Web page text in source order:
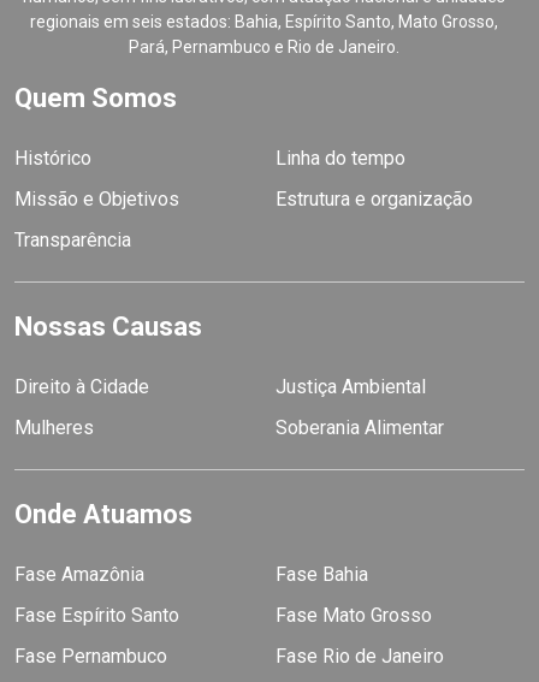
regionais em seis estados: Bahia, Espírito Santo, Mato Grosso,
Pará, Pernambuco e Rio de Janeiro.
Quem Somos
Histórico
Linha do tempo
Missão e Objetivos
Estrutura e organização
Transparência
Nossas Causas
Direito à Cidade
Justiça Ambiental
Mulheres
Soberania Alimentar
Onde Atuamos
Fase Amazônia
Fase Bahia
Fase Espírito Santo
Fase Mato Grosso
Fase Pernambuco
Fase Rio de Janeiro